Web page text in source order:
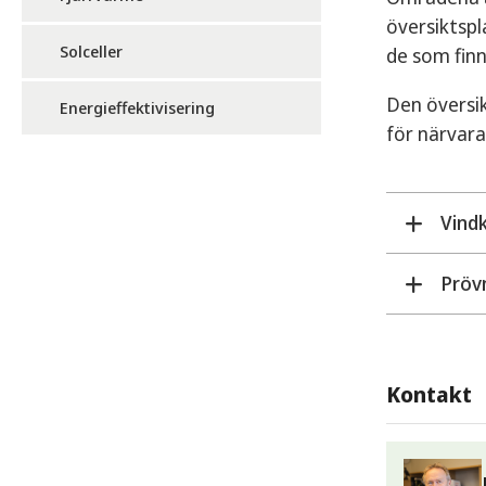
Solceller
Energieffektivisering
de som
Den
för
Vi
och
Kontakt